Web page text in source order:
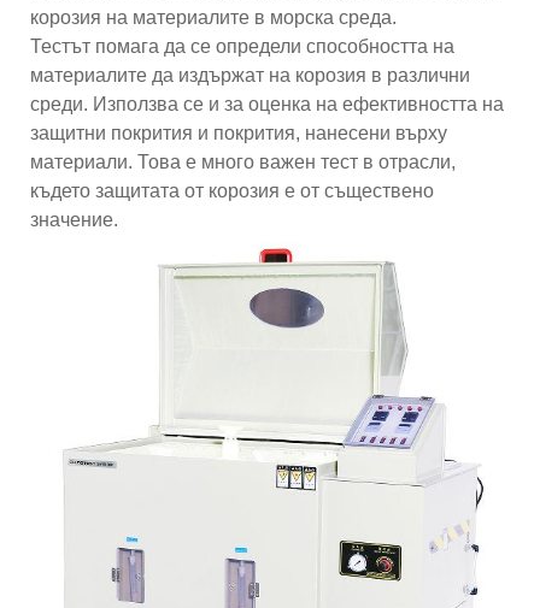
корозия на материалите в морска среда.
Тестът помага да се определи способността на
материалите да издържат на корозия в различни
среди. Използва се и за оценка на ефективността на
защитни покрития и покрития, нанесени върху
материали. Това е много важен тест в отрасли,
където защитата от корозия е от съществено
значение.